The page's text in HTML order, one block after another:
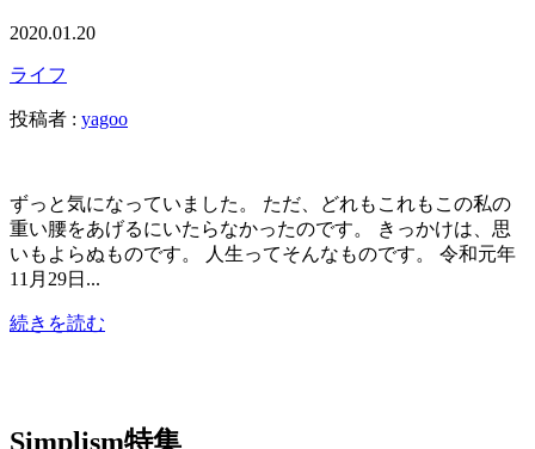
2020.01.20
ライフ
投稿者 : yagoo
ずっと気になっていました。 ただ、どれもこれもこの私の
重い腰をあげるにいたらなかったのです。 きっかけは、思
いもよらぬものです。 人生ってそんなものです。 令和元年
11月29日...
続きを読む
Simplism特集